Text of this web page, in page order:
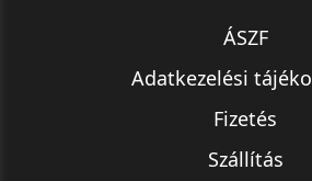
ÁSZF
Adatkezelési
Fizetés
Szállítás